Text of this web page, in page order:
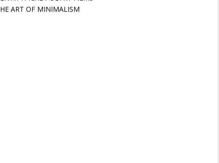
ART OF MINIMALISM